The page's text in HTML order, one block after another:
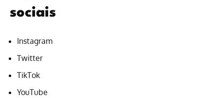
sociais
Instagram
Twitter
TikTok
YouTube